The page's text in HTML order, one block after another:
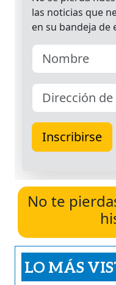
No te
LO MÁS